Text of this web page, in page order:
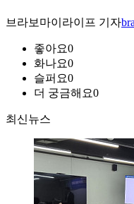
브라보마이라이프 기자
좋아요0
화나요0
슬퍼요0
더 궁금해요0
최신뉴스